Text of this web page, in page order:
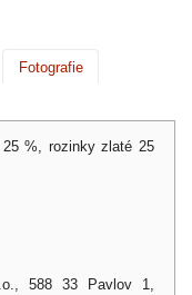
Fotografie
%, rozinky zlaté 25
588 33 Pavlov 1,